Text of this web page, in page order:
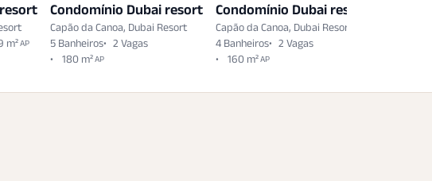
m²AP
Condomínio Dubai resort
Capão da Canoa, Dubai Resort
5 Banheiros
2 Vagas
180 m²AP
Condomínio Dubai resort
Capão da Canoa, Dubai Resort
4 Banheiros
2 Vagas
160 m²AP